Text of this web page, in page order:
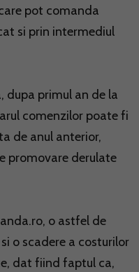
pot comanda
si prin intermediul
dupa primul an de la
comenzilor poate fi
de anul anterior,
promovare derulate
o astfel de
o scadere a costurilor
dat fiind faptul ca,